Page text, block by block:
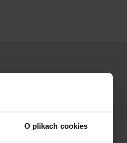
O plikach cookies